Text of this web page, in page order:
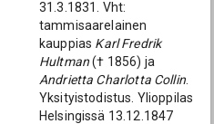
31.3.1831. Vht:
tammisaarelainen
kauppias Karl Fredrik
Hultman(† 1856) ja
Andrietta Charlotta Collin.
Yksityistodistus. Ylioppilas
Helsingissä 13.12.1847